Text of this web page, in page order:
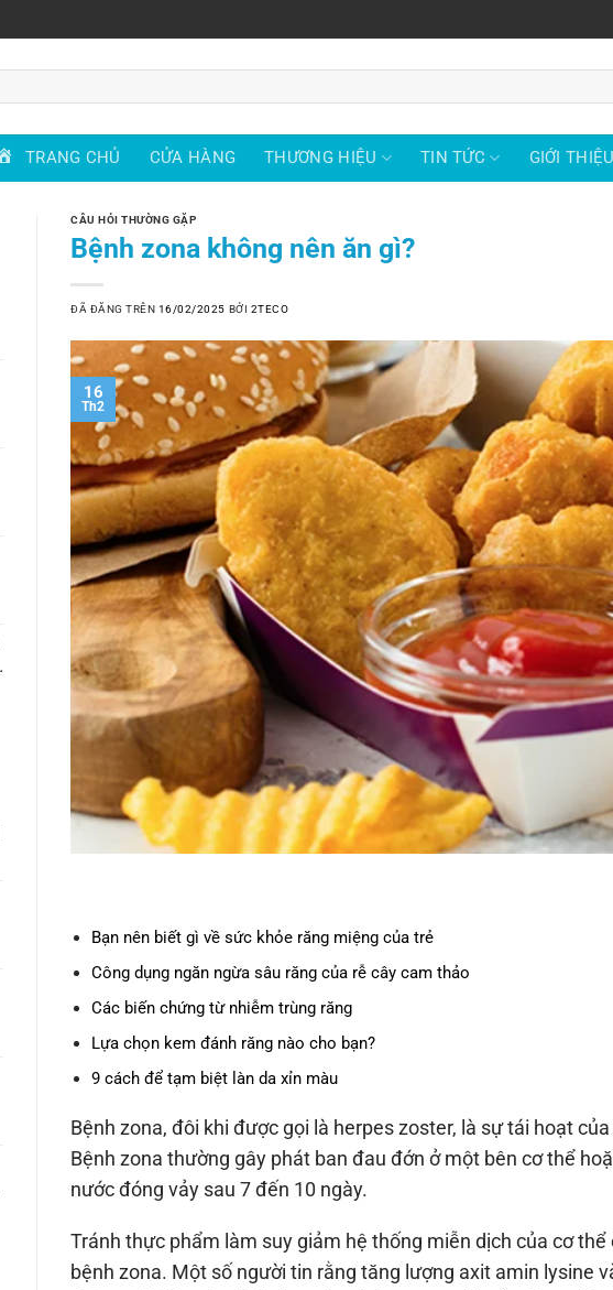
TRANG CHỦ CỬA HÀNG THƯƠNG HIỆU TIN TỨC GIỚI
CÂU HỎI THƯỜNG GẶP
Bệnh zona không nên ăn gì?
ĐÃ ĐĂNG TRÊN 16/02/2025 BỞI 2TECO
16
Th2
Bạn nên biết gì về sức khỏe răng miệng của trẻ
Công dụng ngăn ngừa sâu răng của rễ cây cam thảo
Các biến chứng từ nhiễm trùng răng
Lựa chọn kem đánh răng nào cho bạn?
9 cách để tạm biệt làn da xỉn màu
Bệnh zona, đôi khi được gọi là herpes zoster, là sự tái hoạt
Bệnh zona thường gây phát ban đau đớn ở một bên cơ thể
nước đóng vảy sau 7 đến 10 ngày.
Tránh thực phẩm làm suy giảm hệ thống miễn dịch của cơ
bệnh zona. Một số người tin rằng tăng lượng axit amin lysine